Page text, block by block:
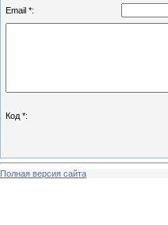
Email *:
Код *:
Полная версия сайта